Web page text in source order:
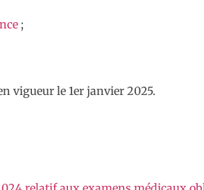
;
vigueur le 1er janvier 2025.